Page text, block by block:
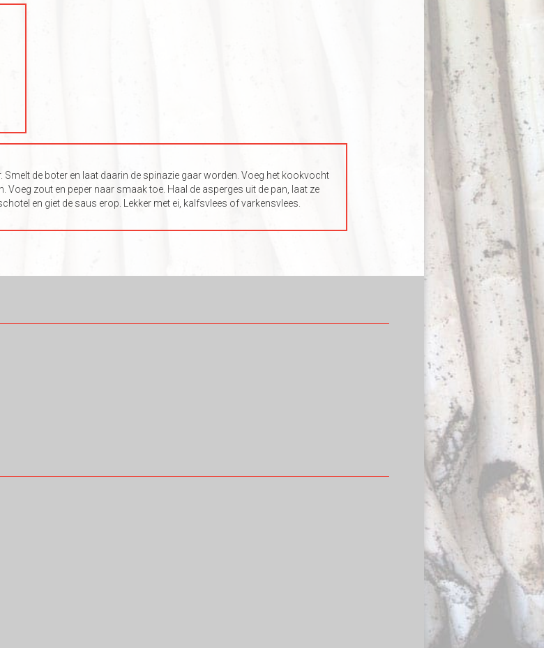
Smelt de boter en laat daarin de spinazie gaar worden. Voeg het kookvocht
Voeg zout en peper naar smaak toe. Haal de asperges uit de pan, laat ze
en giet de saus erop. Lekker met ei, kalfsvlees of varkensvlees.